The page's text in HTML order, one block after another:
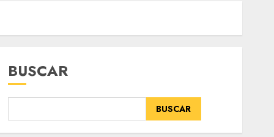
BUSCAR
BUSCAR